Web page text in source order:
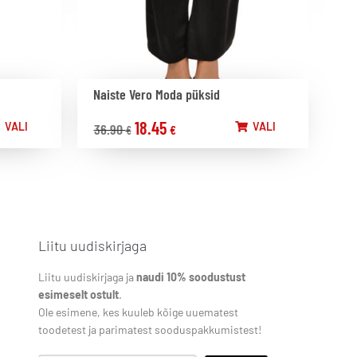
VALI
Naiste Vero Moda püksid
36.90€ 18.45 € VALI
Liitu uudiskirjaga
Liitu uudiskirjaga janaudi 10% soodustust
esimeselt ostult.
Ole esimene, kes kuuleb kõige uuematest
toodetest ja parimatest sooduspakkumistest!